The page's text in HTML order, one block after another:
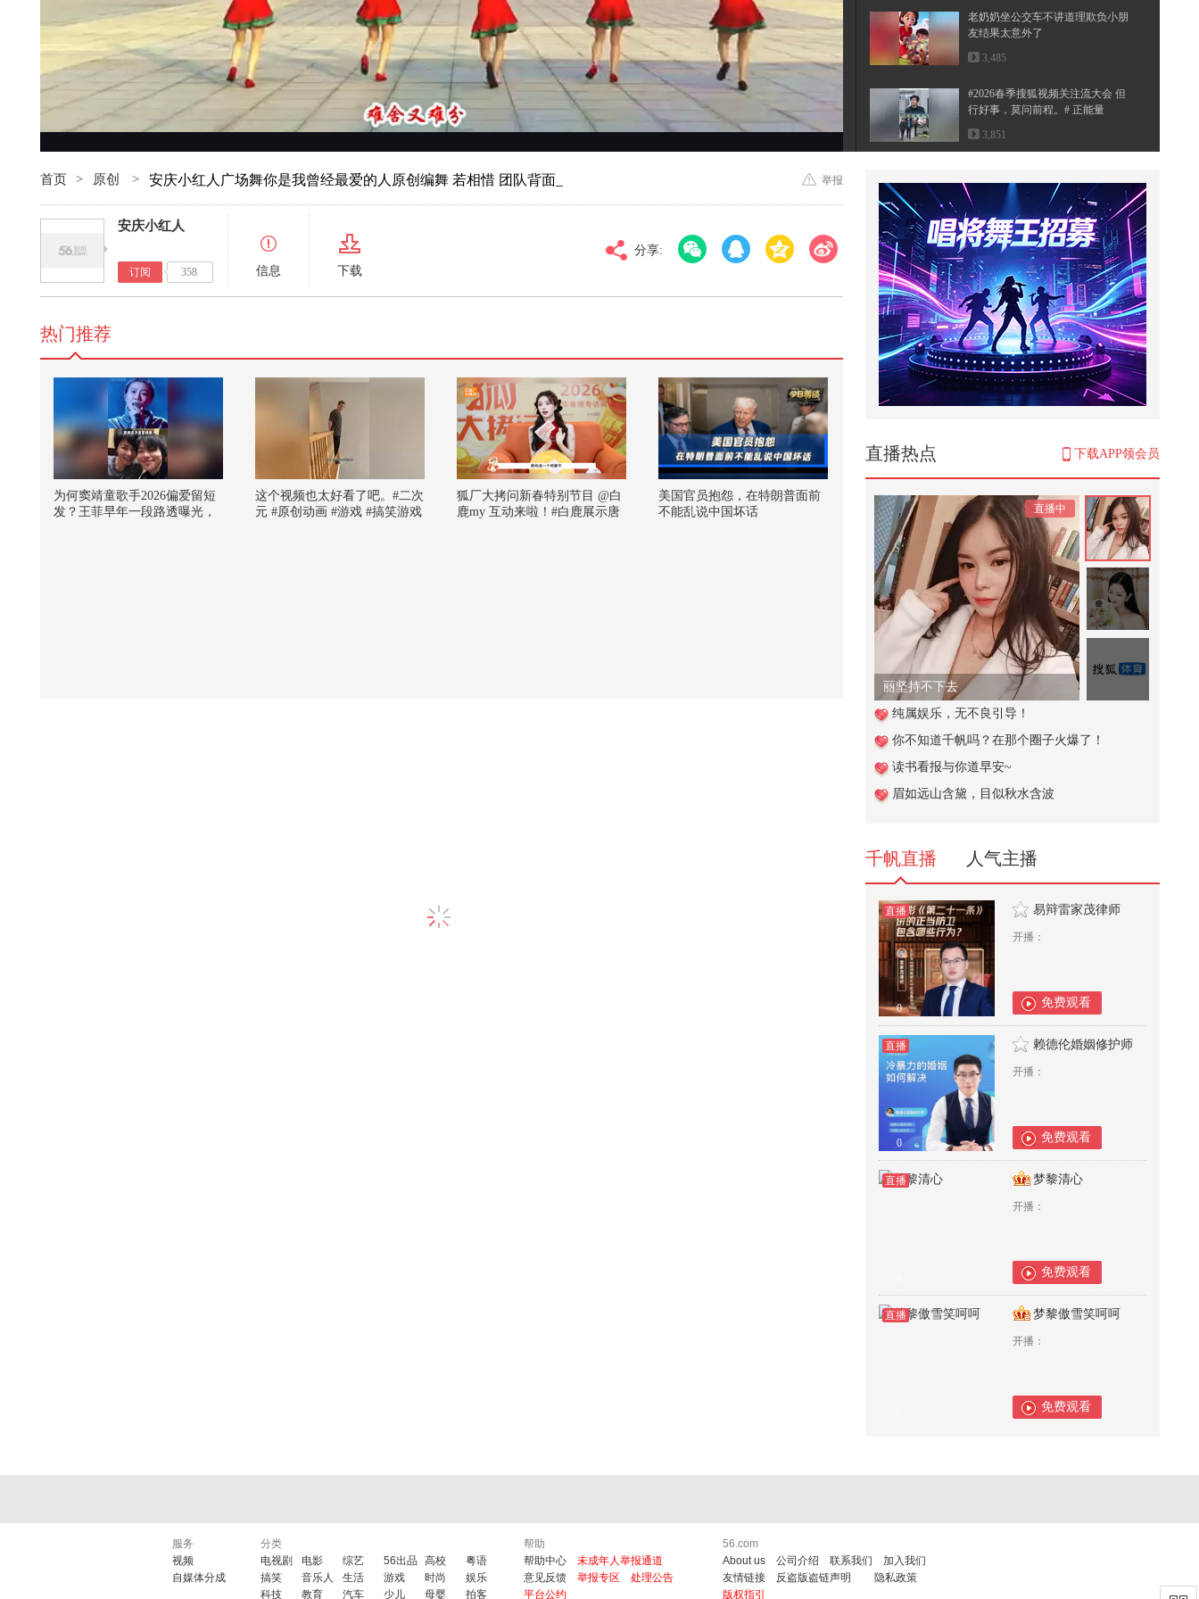
标清 倍速
对比度 100
老奶奶坐公交车不讲道理欺负小朋
友结果太意外了
3,485
#2026春季搜狐视频关注流大会 但
行好事，莫问前程。# 正能量
3,851
如何预防@张朝阳 @健康狐 @儿科
马...
10,006
小哥拿着针管对准，牛身轻拍几
下，然后接着打针
819
唱着情歌静静的等待，何日君再来
500
跑酷去打水漂，又菜又爱玩#第一
伟大的消防员叔叔不顾自己的安慰
救大家真的太感人啦
2,608
三明治说话法
6,926
少年心气乃不可再生之物。愿秉天
地灵气而生，随本心肆意生长，有
着...
2,486
谁这么没素质，送我一瓶可乐！@
@郭...
1,430
阻止餐厅不文明行为 #小游戏
首页 > 原创 > 安庆小红人广场舞你是我曾经最爱的人原创编舞 若相惜 团队背面_ 举报
安庆小红人
订阅 358 信息 下载
分享:
直播热点 下载APP领会员
直播中
丽坚持不下去
纯属娱乐，无不良引导！
你不知道千帆吗？在那个圈子火爆了！
读书看报与你道早安~
眉如远山含黛，目似秋水含波
千帆直播 人气主播
直播
0
易辩雷家茂律师
开播：
免费观看
直播
0
赖德伦婚姻修护师
开播：
免费观看
直播 梦黎清心
开播：
免费观看
直播 梦黎傲雪笑呵呵
开播：
免费观看
热门推荐
为何窦靖童歌手2026偏爱留短
发？王菲早年一段路透曝光，
这个视频也太好看了吧。#二次
元 #原创动画 #游戏 #搞笑游戏
狐厂大拷问新春特别节目️ @白
鹿my 互动来啦！#白鹿展示唐
美国官员抱怨，在特朗普面前
不能乱说中国坏话
服务
视频
自媒体分成
分类
电视剧
电影 综艺 56出品 高校
粤语
搞笑
音乐人 生活 游戏 时尚
娱乐
科技
教育 汽车 少儿 母婴 拍客
帮助
帮助中心
未成年人举报通道
意见反馈
举报专区
处理公告
平台公约
56.com
About us
公司介绍 联系我们
加入我们
友情链接
反盗版盗链声明
隐私政策
版权指引